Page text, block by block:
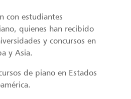
con estudiantes
quienes han recibido
y concursos en
y Asia.
de piano en Estados